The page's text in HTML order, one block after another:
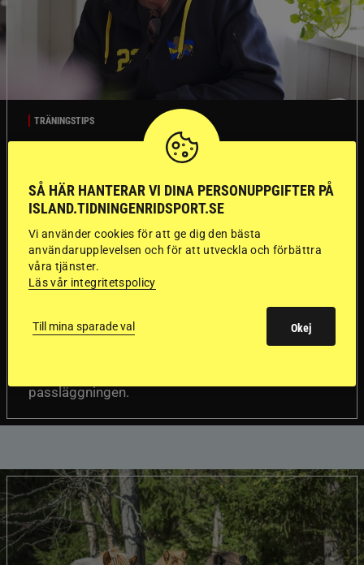
TRÄNINGSTIPS
”Gummi” berättar:
Första stegen mot
en internationell
passhäst
Del 1Att rida pass på hög nivå handlar om
betydligt mer än fart. Guðmundur “Gummi”
passläggningen.
SÅ HÄR HANTERAR VI DINA PERSONUPPGIFTER PÅ
ISLAND.TIDNINGENRIDSPORT.SE
Vi använder cookies för att ge dig den bästa
användarupplevelsen och för att utveckla och förbättra
våra tjänster.
Läs vår integritetspolicy
Till mina sparade val Okej